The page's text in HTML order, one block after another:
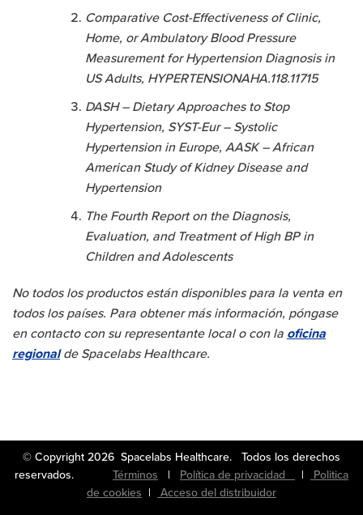
Comparative Cost-Effectiveness of Clinic,
Home, or Ambulatory Blood Pressure
Measurement for Hypertension Diagnosis in
US Adults, HYPERTENSIONAHA.118.11715
DASH – Dietary Approaches to Stop
Hypertension, SYST-Eur – Systolic
Hypertension in Europe, AASK – African
American Study of Kidney Disease and
Hypertension
The Fourth Report on the Diagnosis,
Evaluation, and Treatment of High BP in
Children and Adolescents
No todos los productos están disponibles para la venta en
todos los países. Para obtener más información, póngase
en contacto con su representante local o con la oficina
regionalde Spacelabs Healthcare.
© Copyright 2026 Spacelabs Healthcare. Todos los derechos
reservados. Términos | Política de privacidad | Politica
de cookies | Acceso del distribuidor